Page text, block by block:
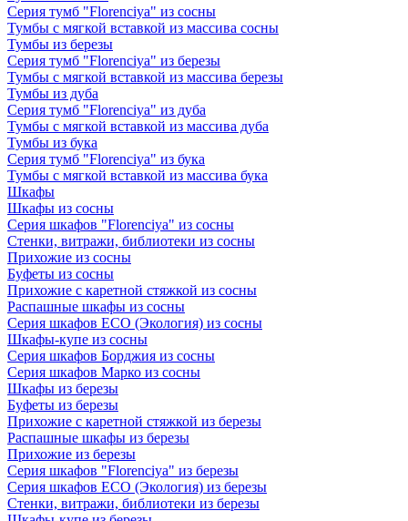
Серия тумб "Florenciya" из сосны
Тумбы с мягкой вставкой из массива сосны
Тумбы из березы
Серия тумб "Florenciya" из березы
Тумбы с мягкой вставкой из массива березы
Тумбы из дуба
Серия тумб "Florenciya" из дуба
Тумбы с мягкой вставкой из массива дуба
Тумбы из бука
Серия тумб "Florenciya" из бука
Тумбы с мягкой вставкой из массива бука
Шкафы
Шкафы из сосны
Серия шкафов "Florenciya" из сосны
Стенки, витражи, библиотеки из сосны
Прихожие из сосны
Буфеты из сосны
Прихожие с каретной стяжкой из сосны
Распашные шкафы из сосны
Серия шкафов ECO (Экология) из сосны
Шкафы-купе из сосны
Серия шкафов Борджия из сосны
Серия шкафов Марко из сосны
Шкафы из березы
Буфеты из березы
Прихожие с каретной стяжкой из березы
Распашные шкафы из березы
Прихожие из березы
Серия шкафов "Florenciya" из березы
Серия шкафов ECO (Экология) из березы
Стенки, витражи, библиотеки из березы